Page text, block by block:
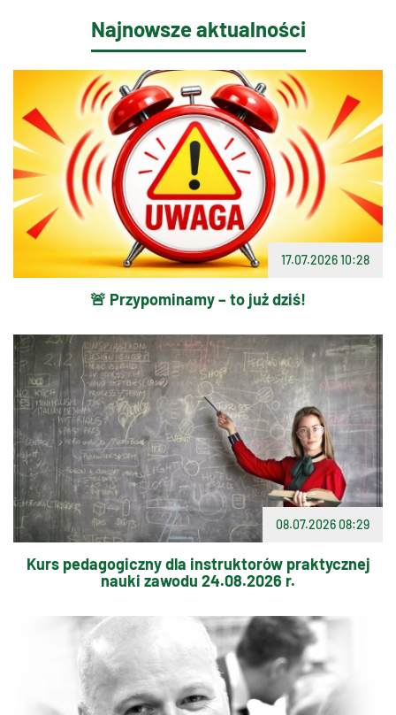
Najnowsze aktualności
17.07.2026 10:28
🚨 Przypominamy – to już dziś!
08.07.2026 08:29
Kurs pedagogiczny dla instruktorów praktycznej
nauki zawodu 24.08.2026 r.